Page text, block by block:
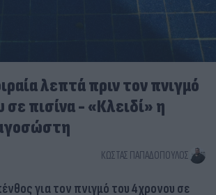
λεπτά πριν τον πνιγμό
πισίνα - «Κλειδί» η
ΚΏΣΤΑΣ ΠΑΠΑΔΌΠΟΥΛΟΣ
για τον πνιγμό του 4χρονου σε